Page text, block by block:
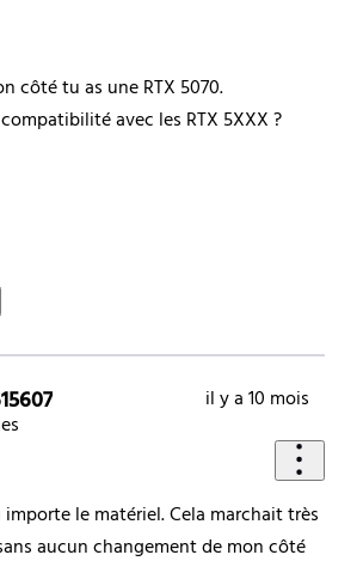
côté tu as une RTX 5070.
avec les RTX 5XXX ?
il y a 10 mois
le matériel. Cela marchait très
aucun changement de mon côté